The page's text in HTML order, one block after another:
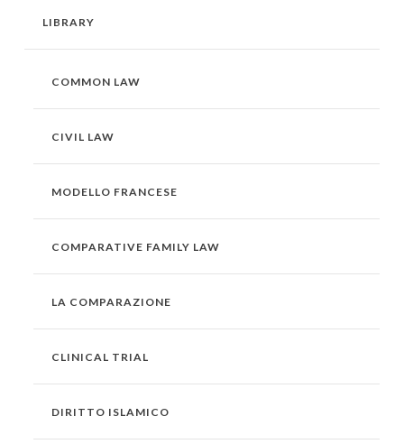
LIBRARY
COMMON LAW
CIVIL LAW
MODELLO FRANCESE
COMPARATIVE FAMILY LAW
LA COMPARAZIONE
CLINICAL TRIAL
DIRITTO ISLAMICO